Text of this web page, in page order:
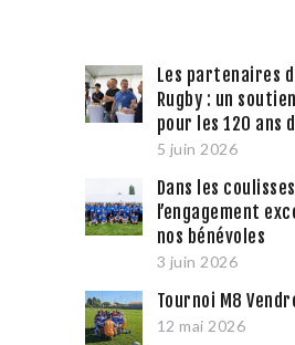
Les partenaires
Rugby : un
pour les 120 ans
5 juin 2026
Dans les
l’engagement
nos bénévoles
3 juin 2026
Tournoi M8
12 mai 2026